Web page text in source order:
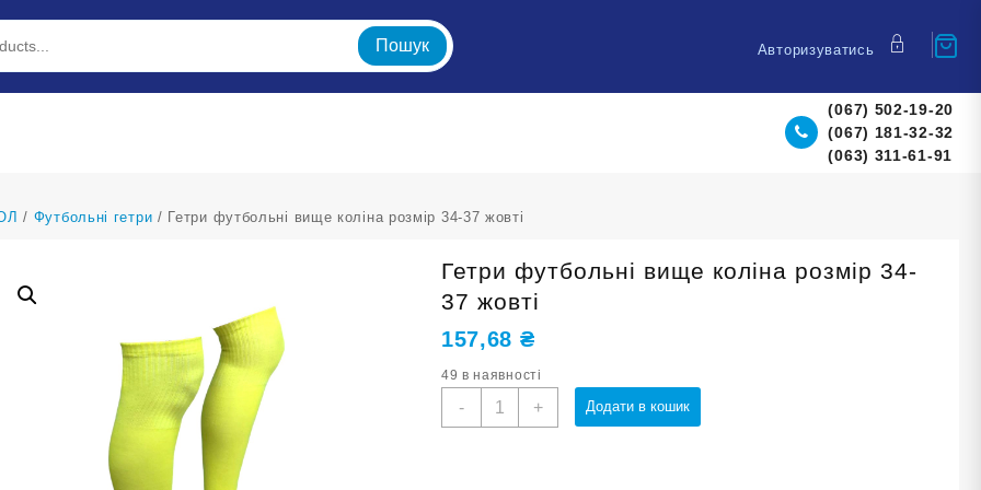
Пошук Авторизуватись
(067) 502-19-20
(067) 181-32-32
(063) 311-61-91
/ Футбольні гетри / Гетри футбольні вище коліна розмір 34-37 жовті
Гетри футбольні вище коліна розмір 34-
37 жовті
157,68 ₴
49 в наявності
-
Гетри
+ Додати в кошик